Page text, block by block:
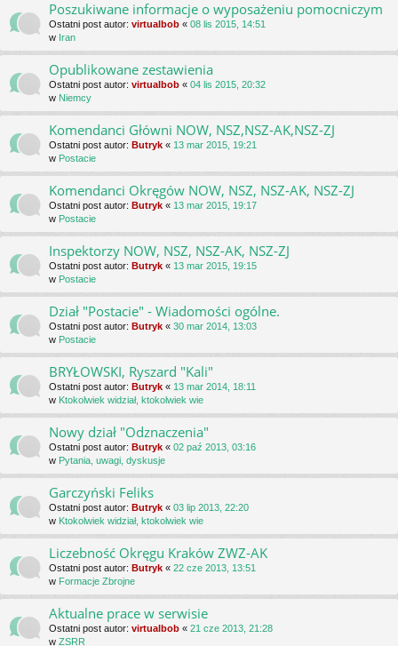
Poszukiwane informacje o wyposażeniu pomocniczym
Ostatni post autor: virtualbob « 08 lis 2015, 14:51
w Iran
Opublikowane zestawienia
Ostatni post autor: virtualbob « 04 lis 2015, 20:32
w Niemcy
Komendanci Główni NOW, NSZ,NSZ-AK,NSZ-ZJ
Ostatni post autor: Butryk « 13 mar 2015, 19:21
w Postacie
Komendanci Okręgów NOW, NSZ, NSZ-AK, NSZ-ZJ
Ostatni post autor: Butryk « 13 mar 2015, 19:17
w Postacie
Inspektorzy NOW, NSZ, NSZ-AK, NSZ-ZJ
Ostatni post autor: Butryk « 13 mar 2015, 19:15
w Postacie
Dział "Postacie" - Wiadomości ogólne.
Ostatni post autor: Butryk « 30 mar 2014, 13:03
w Postacie
BRYŁOWSKI, Ryszard "Kali"
Ostatni post autor: Butryk « 13 mar 2014, 18:11
w Ktokolwiek widział, ktokolwiek wie
Nowy dział "Odznaczenia"
Ostatni post autor: Butryk « 02 paź 2013, 03:16
w Pytania, uwagi, dyskusje
Garczyński Feliks
Ostatni post autor: Butryk « 03 lip 2013, 22:20
w Ktokolwiek widział, ktokolwiek wie
Liczebność Okręgu Kraków ZWZ-AK
Ostatni post autor: Butryk « 22 cze 2013, 13:51
w Formacje Zbrojne
Aktualne prace w serwisie
Ostatni post autor: virtualbob « 21 cze 2013, 21:28
w ZSRR